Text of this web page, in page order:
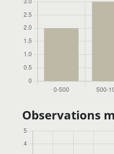
Observations